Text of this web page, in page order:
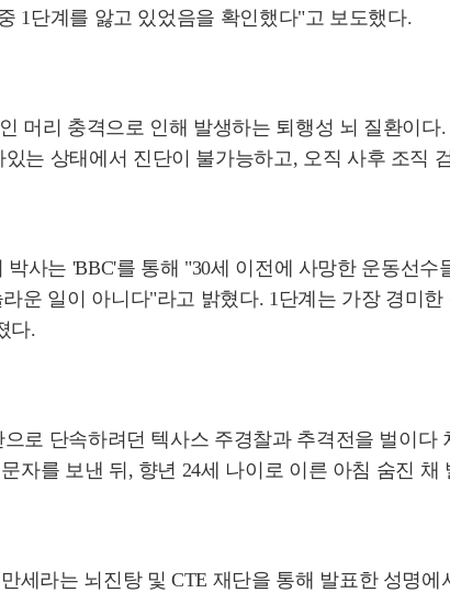
1단계를 앓고 있었음을 확인했다"고 보도했다.
머리 충격으로 인해 발생하는 퇴행성 뇌 질환이
는 상태에서 진단이 불가능하고, 오직 사후 조직
사는 'BBC'를 통해 "30세 이전에 사망한 운동선
운 일이 아니다"라고 밝혔다. 1단계는 가장 경미
다.
로 단속하려던 텍사스 주경찰과 추격전을 벌이
자를 보낸 뒤, 향년 24세 나이로 이른 아침 숨진 채
세라는 뇌진탕 및 CTE 재단을 통해 발표한 성명